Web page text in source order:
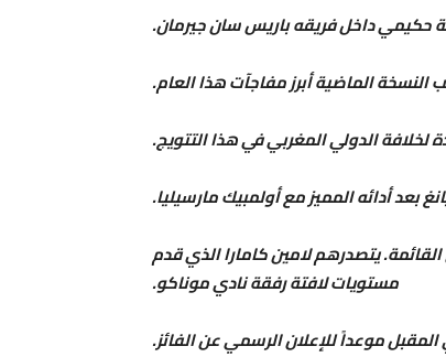
حكيمي داخل فريقه باريس سان جيرمان.
الماضية أبرز مفاجآت هذا العام.
الدولي المغربي في هذا التتويج.
بعد أدائه المميز مع أولمبيك مارسيليا.
يتصدرهم لامين كامارا الذي قدم
مستويات لافتة رفقة نادي موناكو.